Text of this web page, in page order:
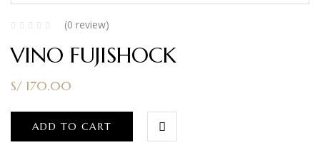
(0 review)
VINO FUJISHOCK
S/ 170.00
ADD TO CART